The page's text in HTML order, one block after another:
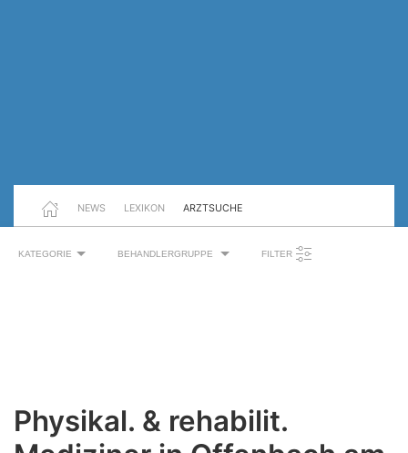
NEWS LEXIKON ARZTSUCHE
KATEGORIE BEHANDLERGRUPPE FILTER
Physikal. & rehabilit.